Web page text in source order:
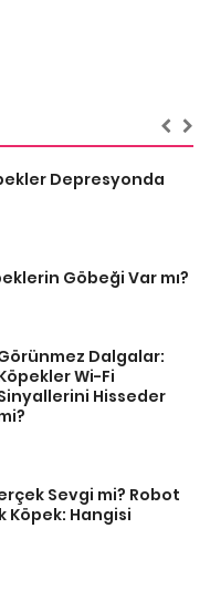
Depresyonda
Göbeği Var mı?
Dalgalar:
Wi-Fi
Hisseder
Sevgi mi? Robot
Köpek: Hangisi